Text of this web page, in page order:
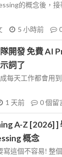
的概念後，
5 小時前
隊開發 免費 AI
詞了
每天工作都會用
1 天前 0個留
A-Z [2026] ]
概念
寫這個不容易! 整